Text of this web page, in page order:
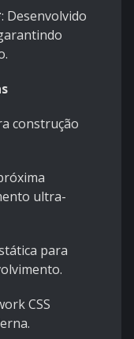
: Desenvolvido
construção
ultra-
para
CSS